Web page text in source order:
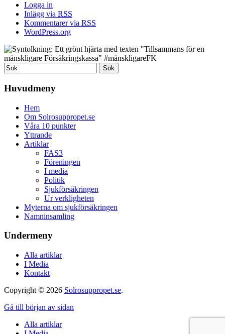
Logga in
Inlägg via RSS
Kommentarer via RSS
WordPress.org
Huvudmeny
Hem
Om Solrosuppropet.se
Våra 10 punkter
Yttrande
Artiklar
FAS3
Föreningen
I media
Politik
Sjukförsäkringen
Ur verkligheten
Myterna om sjukförsäkringen
Namninsamling
Undermeny
Alla artiklar
I Media
Kontakt
Copyright © 2026 Solrosuppropet.se.
Gå till början av sidan
Alla artiklar